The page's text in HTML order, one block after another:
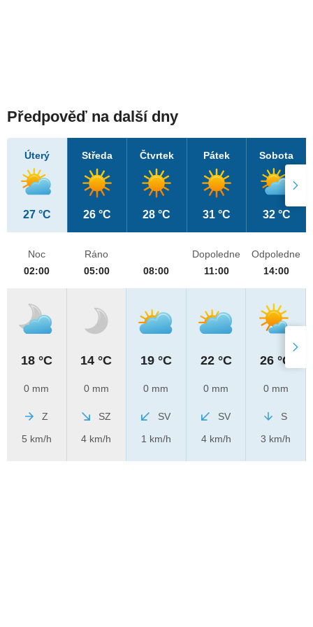
Předpověď na další dny
Úterý
27 °C
Středa
26 °C
Čtvrtek
28 °C
Pátek
31 °C
Sobota
32 °C
Noc
02:00
18 °C
0 mm
Z
5 km/h
Ráno
05:00
14 °C
0 mm
SZ
4 km/h
08:00
19 °C
0 mm
SV
1 km/h
Dopoledne
11:00
22 °C
0 mm
SV
4 km/h
Odpoledne
14:00
26 °C
0 mm
S
3 km/h